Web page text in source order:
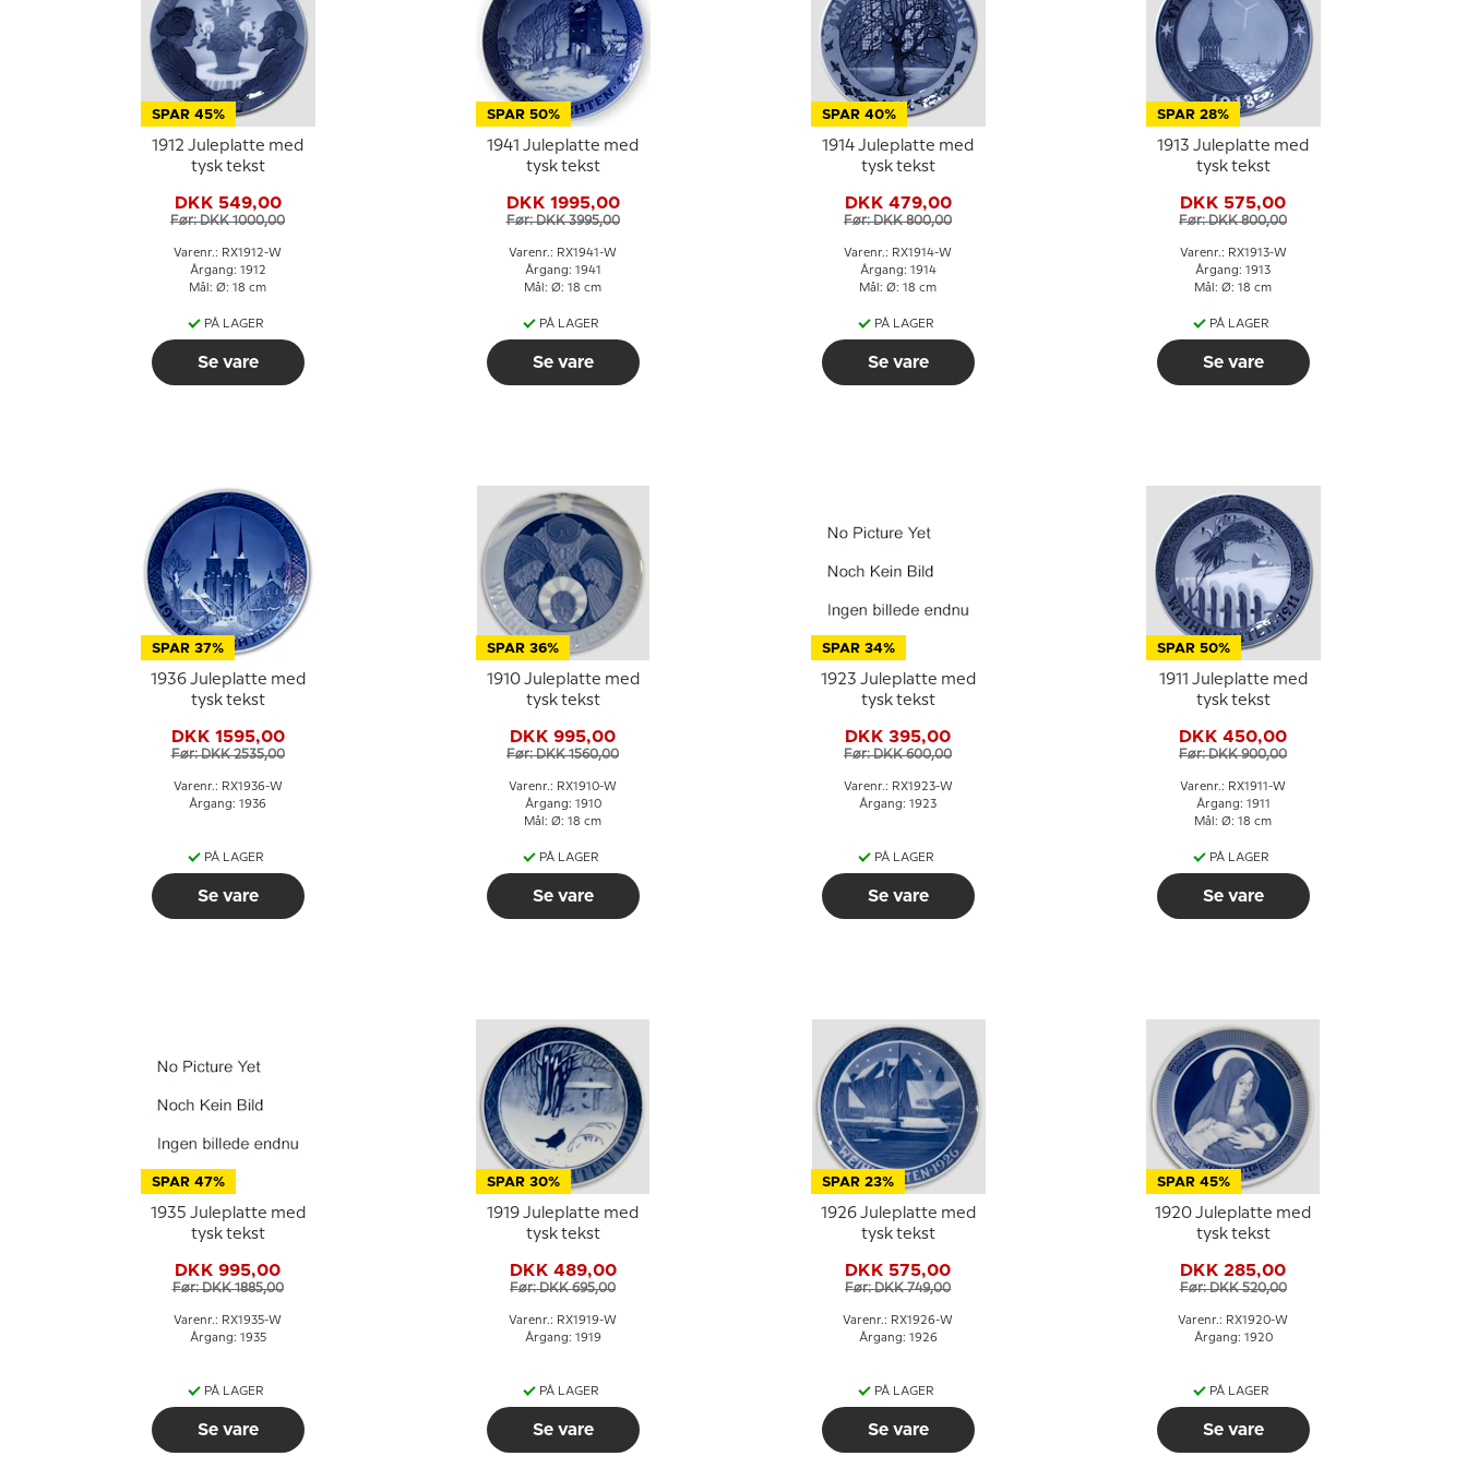
SPAR 45%
1912 Juleplatte med
tysk tekst
DKK 549,00
Før: DKK 1000,00
Varenr.: RX1912-W
Årgang: 1912
Mål: Ø: 18 cm
PÅ LAGER
Se vare
SPAR 50%
1941 Juleplatte med
tysk tekst
DKK 1995,00
Før: DKK 3995,00
Varenr.: RX1941-W
Årgang: 1941
Mål: Ø: 18 cm
PÅ LAGER
Se vare
SPAR 40%
1914 Juleplatte med
tysk tekst
DKK 479,00
Før: DKK 800,00
Varenr.: RX1914-W
Årgang: 1914
Mål: Ø: 18 cm
PÅ LAGER
Se vare
SPAR 28%
1913 Juleplatte med
tysk tekst
DKK 575,00
Før: DKK 800,00
Varenr.: RX1913-W
Årgang: 1913
Mål: Ø: 18 cm
PÅ LAGER
Se vare
SPAR 37%
1936 Juleplatte med
tysk tekst
DKK 1595,00
Før: DKK 2535,00
Varenr.: RX1936-W
Årgang: 1936
PÅ LAGER
Se vare
SPAR 36%
1910 Juleplatte med
tysk tekst
DKK 995,00
Før: DKK 1560,00
Varenr.: RX1910-W
Årgang: 1910
Mål: Ø: 18 cm
PÅ LAGER
Se vare
SPAR 34%
1923 Juleplatte med
tysk tekst
DKK 395,00
Før: DKK 600,00
Varenr.: RX1923-W
Årgang: 1923
PÅ LAGER
Se vare
SPAR 50%
1911 Juleplatte med
tysk tekst
DKK 450,00
Før: DKK 900,00
Varenr.: RX1911-W
Årgang: 1911
Mål: Ø: 18 cm
PÅ LAGER
Se vare
SPAR 47%
1935 Juleplatte med
tysk tekst
DKK 995,00
Før: DKK 1885,00
Varenr.: RX1935-W
Årgang: 1935
PÅ LAGER
Se vare
SPAR 30%
1919 Juleplatte med
tysk tekst
DKK 489,00
Før: DKK 695,00
Varenr.: RX1919-W
Årgang: 1919
PÅ LAGER
Se vare
SPAR 23%
1926 Juleplatte med
tysk tekst
DKK 575,00
Før: DKK 749,00
Varenr.: RX1926-W
Årgang: 1926
PÅ LAGER
Se vare
SPAR 45%
1920 Juleplatte med
tysk tekst
DKK 285,00
Før: DKK 520,00
Varenr.: RX1920-W
Årgang: 1920
PÅ LAGER
Se vare